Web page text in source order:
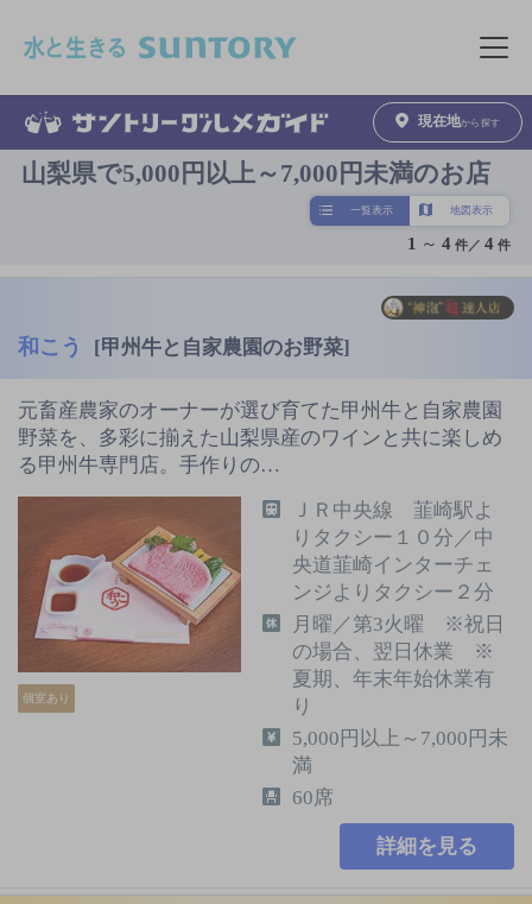
メニュ
現在地から探す
山梨県で5,000円以上～7,000円未満のお店
一覧表示 地図表示
1 ～ 4 件／4 件
和こう [甲州牛と自家農園のお野菜]
元畜産農家のオーナーが選び育てた甲州牛と自家農園
野菜を、多彩に揃えた山梨県産のワインと共に楽しめ
る甲州牛専門店。手作りの…
個室あり
ＪＲ中央線 韮崎駅よ
りタクシー１０分／中
央道韮崎インターチェ
ンジよりタクシー２分
月曜／第3火曜 ※祝日
の場合、翌日休業 ※
夏期、年末年始休業有
り
5,000円以上～7,000円未
満
60席
詳細を見る